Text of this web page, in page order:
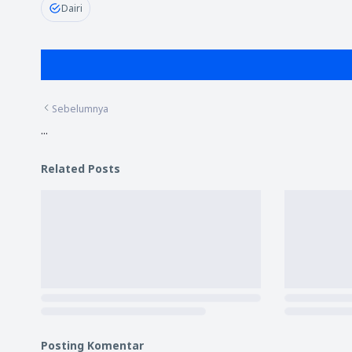
Dairi
Sebelumnya
...
Related Posts
Posting Komentar